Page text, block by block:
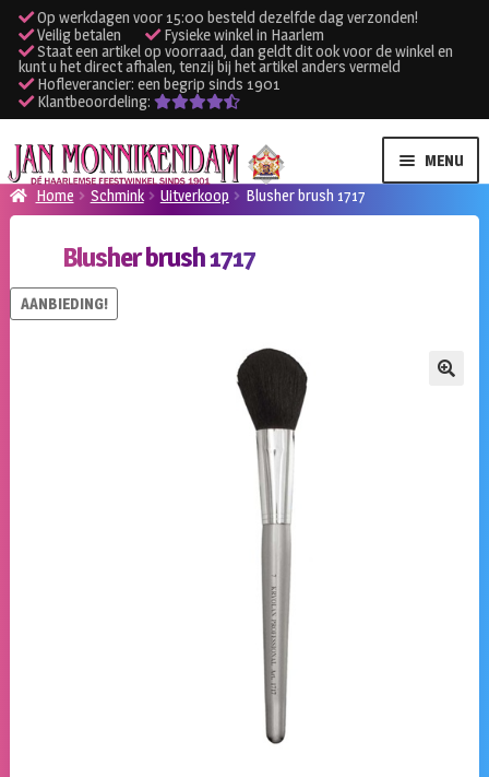
Op werkdagen voor 15:00 besteld dezelfde dag verzonden!
Veilig betalen
Fysieke winkel in Haarlem
Staat een artikel op voorraad, dan geldt dit ook voor de winkel en
kunt u het direct afhalen, tenzij bij het artikel anders vermeld
Hofleverancier: een begrip sinds 1901
Klantbeoordeling:
Ga
door
naar
Ga
naar
de
MENU
Verhuur apparatuur
Home Schmink Uitverkoop Blusher brush 1717
Blusher brush 1717
AANBIEDING!